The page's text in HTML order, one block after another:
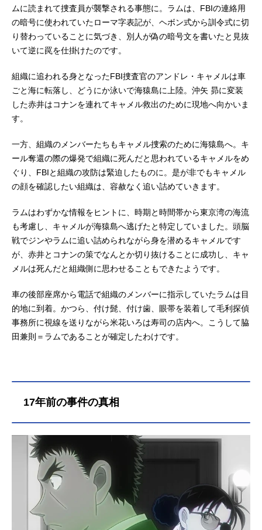
ムに読まれて捜査員が襲撃される事態に。ラムは、FBIの連絡用
の暗号に使われていたローマ字表記が、ヘボン式から訓令式に切
り替わっていることに気づき、別人が偽の暗号文を書いたと見抜
いて逆に罠を仕掛けたのです。
組織に追われる身となったFBI捜査官のアンドレ・キャメルは車
ごと海に転落し、どうにか泳いで海猿島に上陸。沖矢 昴に変装
した赤井はコナンを連れてキャメル救出のために現地へ向かいま
す。
一方、組織のメンバーたちもキャメル捜索のために海猿島へ。キ
ール奪還の際の爆発で組織に死んだと思われているキャメルをめ
ぐり、FBIと組織の攻防は緊迫したものに。是が非でもキャメル
の顔を確認したい組織は、容赦なく追い詰めていきます。
ラムはわずかな情報をヒントに、時期と時間帯から東京湾の海流
も考慮し、キャメルが海猿島へ逃げたと特定していました。頭脳
戦でジンやラムに追い詰められながら身を潜めるキャメルです
が、赤井とコナンの策でなんとか切り抜けることに成功し、キャ
メルは死んだと組織側に思わせることもできたようです。
車の後部座席から電話で組織のメンバーに指示していたラムは目
的地に到着。かつら、付け髭、付け歯、眼帯を装着して毛利探偵
事務所に視線を送りながら米花いろは寿司の店内へ。こうして脇
田兼則＝ラムであることが確定したわけです。
17年前の事件の真相